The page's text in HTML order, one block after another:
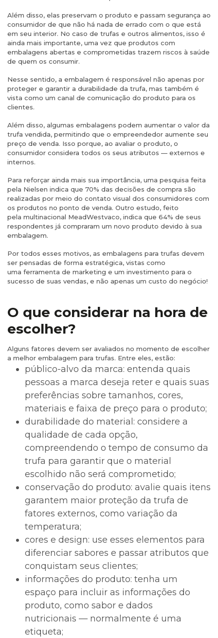
Além disso, elas preservam o produto e passam segurança ao
consumidor de que não há nada de errado com o que está
em seu interior. No caso de trufas e outros alimentos, isso é
ainda mais importante, uma vez que produtos com
embalagens abertas e comprometidas trazem riscos à saúde
de quem os consumir. ​
Nesse sentido, a embalagem é responsável não apenas por
proteger e garantir a durabilidade da trufa, mas também é
vista como um canal de comunicação do produto para os
clientes.
Além disso, algumas embalagens podem aumentar o valor da
trufa vendida, permitindo que o empreendedor aumente seu
preço de venda. Isso porque, ao avaliar o produto, o
consumidor considera todos os seus atributos — externos e
internos.
Para reforçar ainda mais sua importância, uma pesquisa feita
pela Nielsen indica que 70% das decisões de compra são
realizadas por meio do contato visual dos consumidores com
os produtos no ponto de venda. Outro estudo, feito
pela multinacional MeadWestvaco, indica que 64% de seus
respondentes já compraram um novo produto devido à sua
embalagem.
Por todos esses motivos, as embalagens para trufas devem
ser pensadas de forma estratégica, vistas como
uma ferramenta de marketing e um investimento para o
sucesso de suas vendas, e não apenas um custo do negócio!
O que considerar na hora de
escolher?
Alguns fatores devem ser avaliados no momento de escolher
a melhor embalagem para trufas. Entre eles, estão:
público-alvo da marca: entenda quais
pessoas a marca deseja reter e quais suas
preferências sobre tamanhos, cores,
materiais e faixa de preço para o produto;
durabilidade do material: considere a
qualidade de cada opção,
compreendendo o tempo de consumo da
trufa para garantir que o material
escolhido não será comprometido;
conservação do produto: avalie quais itens
garantem maior proteção da trufa de
fatores externos, como variação da
temperatura;
cores e design: use esses elementos para
diferenciar sabores e passar atributos que
conquistam seus clientes;
informações do produto: tenha um
espaço para incluir as informações do
produto, como sabor e dados
nutricionais — normalmente é uma
etiqueta;